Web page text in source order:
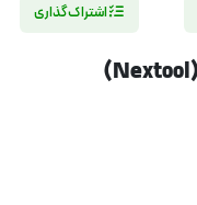
اشتراک گذاری